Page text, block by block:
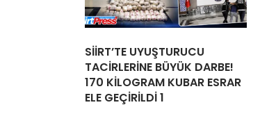
SİİRT’TE UYUŞTURUCU
TACİRLERİNE BÜYÜK DARBE!
170 KİLOGRAM KUBAR ESRAR
ELE GEÇİRİLDİ 1